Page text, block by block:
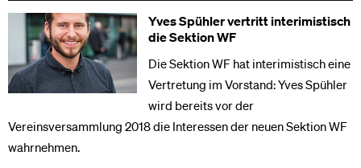
Yves Spühler vertritt interimistisch
die Sektion WF
Die Sektion WF hat interimistisch eine
Vertretung im Vorstand: Yves Spühler
wird bereits vor der
Vereinsversammlung 2018 die Interessen der neuen Sektion WF
wahrnehmen.